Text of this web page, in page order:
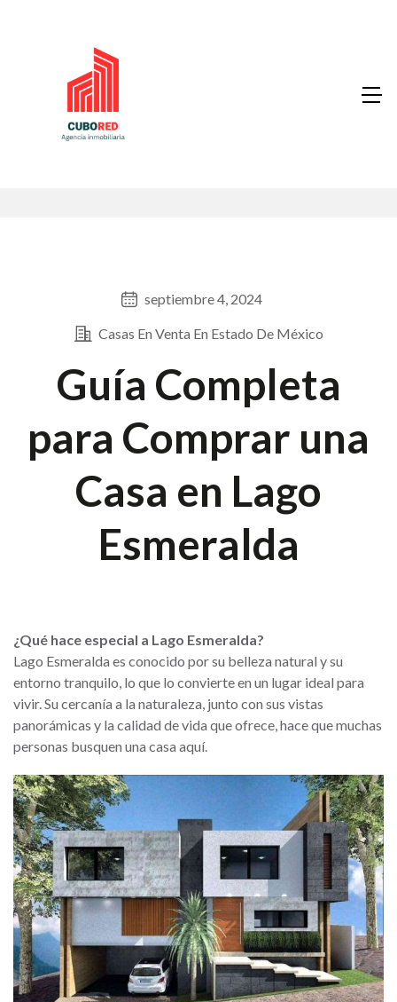
septiembre 4, 2024
Casas En Venta En Estado De México
Guía Completa
para Comprar una
Casa en Lago
Esmeralda
¿Qué hace especial a Lago Esmeralda?
Lago Esmeralda es conocido por su belleza natural y su
entorno tranquilo, lo que lo convierte en un lugar ideal para
vivir. Su cercanía a la naturaleza, junto con sus vistas
panorámicas y la calidad de vida que ofrece, hace que muchas
personas busquen una casa aquí.